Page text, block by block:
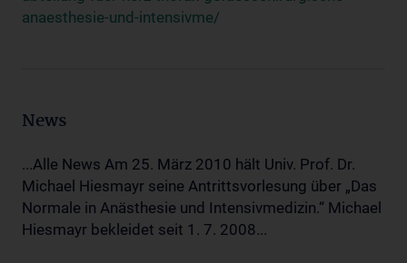
anaesthesie-und-intensivme/
News
...Alle News Am 25. März 2010 hält Univ. Prof. Dr.
Michael Hiesmayr seine Antrittsvorlesung über „Das
Normale in Anästhesie und Intensivmedizin.“ Michael
Hiesmayr bekleidet seit 1. 7. 2008...